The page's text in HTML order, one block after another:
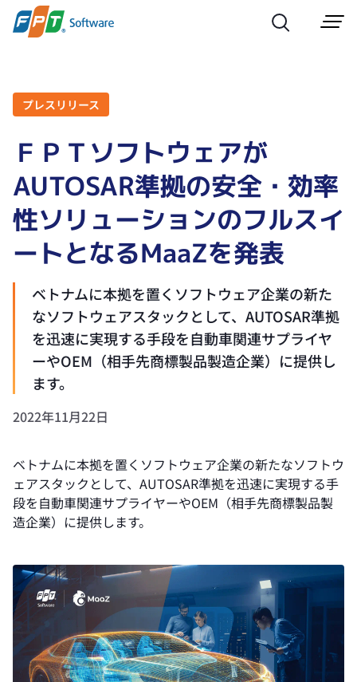
プレスリリース
ＦＰＴソフトウェアが
AUTOSAR準拠の安全・効率
性ソリューションのフルスイ
ートとなるMaaZを発表
ベトナムに本拠を置くソフトウェア企業の新た
なソフトウェアスタックとして、AUTOSAR準拠
を迅速に実現する手段を自動車関連サプライヤ
ーやOEM（相手先商標製品製造企業）に提供し
ます。
2022年11月22日
ベトナムに本拠を置くソフトウェア企業の新たなソフトウ
ェアスタックとして、AUTOSAR準拠を迅速に実現する手
段を自動車関連サプライヤーやOEM（相手先商標製品製
造企業）に提供します。